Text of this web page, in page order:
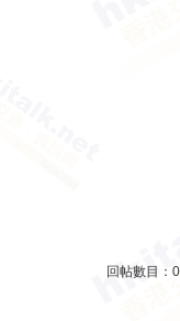
回帖數目： 0